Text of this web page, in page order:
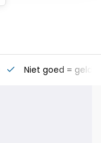
Niet goed = geld